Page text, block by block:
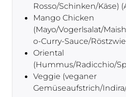
Rosso/Schinken/Käse)
Mango Chicken
(Mayo/Vogerlsalat/
o-Curry-Sauce/
Oriental
(Hummus/Radicchio/
Veggie (veganer
Gemüseaufstrich/